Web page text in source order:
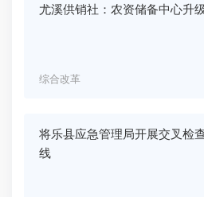
尤溪供销社：农资储备中心升
综合改革
将乐县应急管理局开展交叉检
线